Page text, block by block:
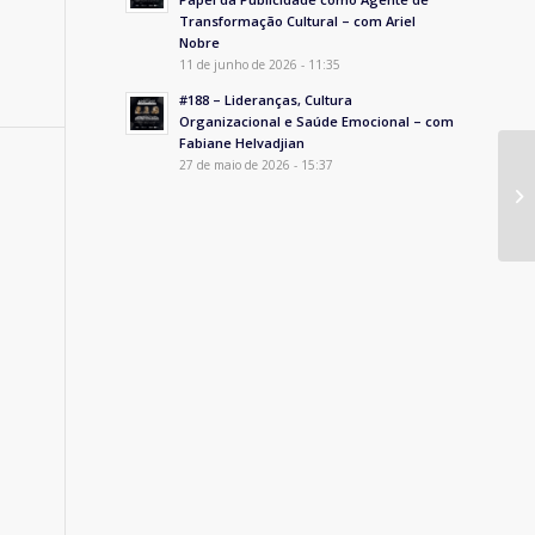
Transformação Cultural – com Ariel
Nobre
11 de junho de 2026 - 11:35
#188 – Lideranças, Cultura
Organizacional e Saúde Emocional – com
Fabiane Helvadjian
27 de maio de 2026 - 15:37